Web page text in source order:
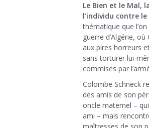
Le Bien et le Mal,
l’individu contre
thématique que
guerre d’Algérie,
aux pires horreurs
sans torturer lui-
commises par
Colombe Schneck
des amis de son
oncle maternel –
ami – mais